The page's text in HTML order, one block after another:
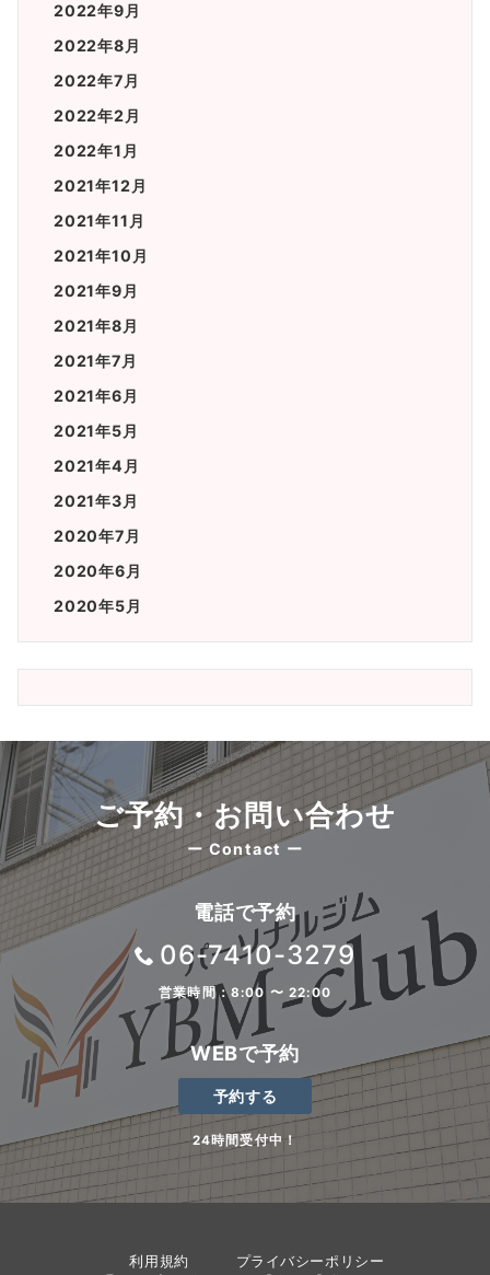
2022年9月
2022年8月
2022年7月
2022年2月
2022年1月
2021年12月
2021年11月
2021年10月
2021年9月
2021年8月
2021年7月
2021年6月
2021年5月
2021年4月
2021年3月
2020年7月
2020年6月
2020年5月
ご予約・お問い合わせ
ー Contact ー
電話で予約
06-7410-3279
営業時間：8:00 〜 22:00
WEBで予約
予約する
24時間受付中！
利用規約 プライバシーポリシー